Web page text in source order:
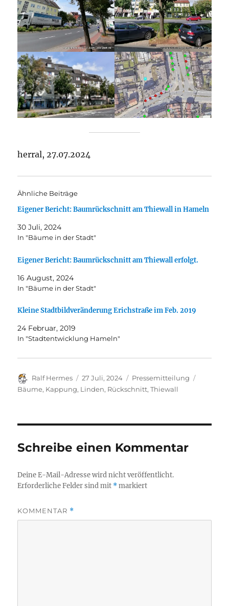
herral, 27.07.2024
Ähnliche Beiträge
Eigener Bericht: Baumrückschnitt am Thiewall in Hameln
30 Juli, 2024
In "Bäume in der Stadt"
Eigener Bericht: Baumrückschnitt am Thiewall erfolgt.
16 August, 2024
In "Bäume in der Stadt"
Kleine Stadtbildveränderung Erichstraße im Feb. 2019
24 Februar, 2019
In "Stadtentwicklung Hameln"
Autor
Ralf Hermes
Veröffentlicht
am
27 Juli, 2024 Kategorien
Pressemitteilung
Bäume, Kappung, Linden, Rückschnitt,Thiewall
Schreibe einen Kommentar
Deine E-Mail-Adresse wird nicht veröffentlicht.
Erforderliche Felder sind mit *markiert
KOMMENTAR *